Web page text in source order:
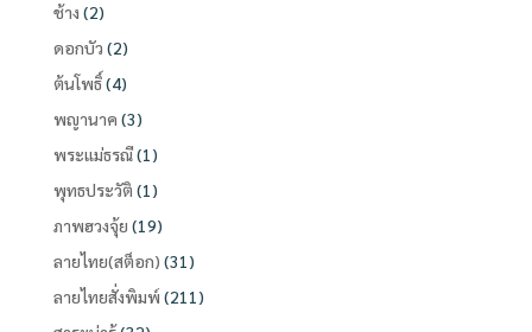
ช้าง (2)
ดอกบัว (2)
ต้นโพธิ์(4)
พญานาค (3)
พระแม่ธรณี(1)
พุทธประวัติ (1)
ภาพฮวงจุ้ย (19)
ลายไทย(สต็อก) (31)
ลายไทยสั่งพิมพ์ (211)